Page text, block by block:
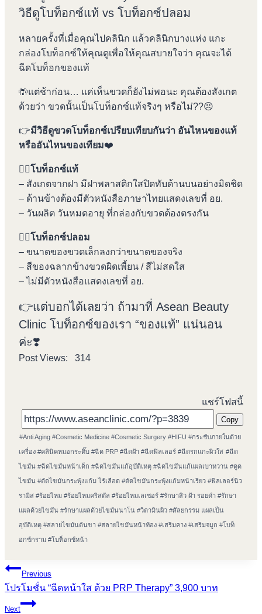
วิธีดูโบท็อกซ์แท้ vs โบท็อกซ์ปลอม
หลายครั้งที่เมื่อคุณไปคลินิก แล้วคลินิกบางแห่ง แกะ
กล่องโบท็อกซ์ให้คุณดูเพื่อให้คุณสบายใจว่า คุณจะได้
ฉีดโบท็อกของแท้
🤲แต่ช้าก่อน… แค่เห็นขวดก็ยังไม่พอนะ คุณต้องสังเกต
ด้วยว่า ขวดนั้นเป็นโบท็อกซ์แท้จริงๆ หรือไม่??😣
👉มีวิธีดูขวดโบท็อกซ์เปรียบเทียบกันว่า อันไหนของแท้
หรืออันไหนของเทียม❤️
👍🏼โบท็อกซ์แท้
– สังเกตจากฝา มีฝาพลาสติกใสปิดทับด้านบนอย่างมิดชิด
– ด้านข้างต้องมีตัวหนังสือภาษาไทยแสดงเลขที่ อย.
– วันผลิต วันหมดอายุ ที่กล่องกับขวดต้องตรงกัน
👎🏼โบท็อกซ์ปลอม
– ขนาดของขวดเล็กลงกว่าขนาดของจริง
– สีของฉลากข้างขวดผิดเพี้ยน / สีไม่สดใส
– ไม่มีตัวหนังสือแสดงเลขที่ อย.
👉แต่บอกได้เลยว่า ถ้ามาที่ Asean Beauty
Clinic โบท็อกซ์ของเรา “ของแท้” แน่นอน
ค่ะ❣️
Post Views: 314
แชร์โฟสนี้
Copy
Post
Tags:
#Anti Aging #Cosmetic Medicine #Cosmetic Surgery #HIFU #กระชับภายในด้วย
เครื่อง #คลินิคหมอกระติ๊บ #ฉีด PRP #ฉีดฝ้า #ฉีดฟิลเลอร์ #ฉีดรกแกะผิวใส #ฉีด
ไขมัน #ฉีดไขมันหน้าเด็ก #ฉีดไขมันแก้อุบัติเหตุ #ฉีดไขมันแก้แผลเบาหวาน #ดูด
ไขมัน #ตัดไขมันกระพุ้งแก้ม ไร้เลือด #ตัดไขมันกระพุ้งแก้มหน้าเรียว #ฟิลเลอร์นิว
รามิส #ร้อยไหม #ร้อยไหมคริสตัล #ร้อยไหมเลเซอร์ #รักษาสิว ฝ้า รอยดำ #รักษา
แผลด้วยไขมัน #รักษาแผลด้วยไขมันนาโน #วิตามินผิว #ศัลยกรรม แผลเป็น
อุบัติเหตุ #สลายไขมันต้นขา #สลายไขมันหน้าท้อง #เสริมคาง #เสริมจมูก #โบท็
อกซ์กราม #โบท็อกซ์หน้า
Post
navigation
Previous
โปรโมชั่น “ฉีดหน้าใส ด้วย PRP Therapy” 3,900 บาท
Next